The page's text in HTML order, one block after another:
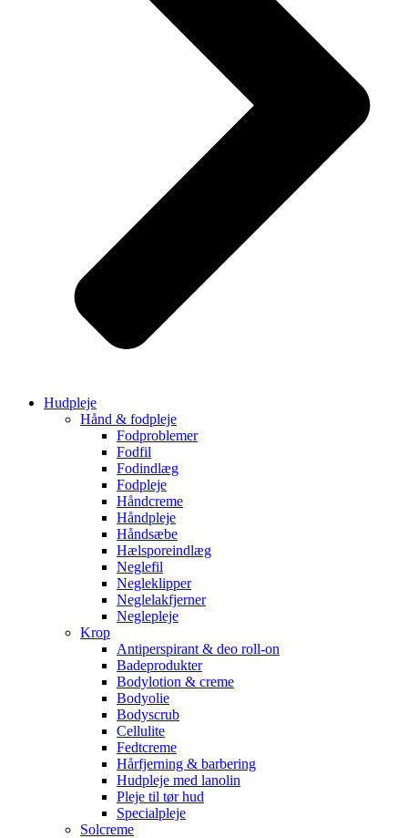
Hudpleje
Hånd & fodpleje
Fodproblemer
Fodfil
Fodindlæg
Fodpleje
Håndcreme
Håndpleje
Håndsæbe
Hælsporeindlæg
Neglefil
Negleklipper
Neglelakfjerner
Neglepleje
Krop
Antiperspirant & deo roll-on
Badeprodukter
Bodylotion & creme
Bodyolie
Bodyscrub
Cellulite
Fedtcreme
Hårfjerning & barbering
Hudpleje med lanolin
Pleje til tør hud
Specialpleje
Solcreme